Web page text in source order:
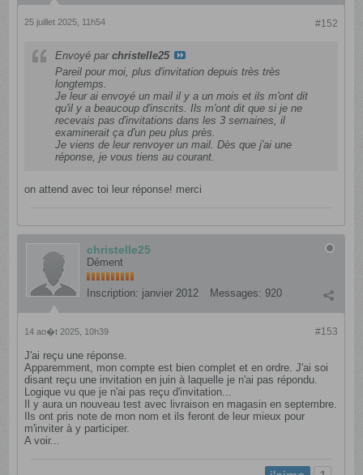
#152
25 juillet 2025, 11h54
Envoyé parchristelle25
Pareil pour moi, plus d'invitation depuis très très
longtemps.
Je leur ai envoyé un mail il y a un mois et ils m'ont dit
qu'il y a beaucoup d'inscrits. Ils m'ont dit que si je ne
recevais pas d'invitations dans les 3 semaines, il
examinerait ça d'un peu plus près.
Je viens de leur renvoyer un mail. Dès que j'ai une
réponse, je vous tiens au courant.
on attend avec toi leur réponse! merci
christelle25
Dément
Inscription: janvier 2012 Messages: 920
#153
14 ao�t 2025, 10h39
J'ai reçu une réponse.
Apparemment, mon compte est bien complet et en ordre. J'ai soi
disant reçu une invitation en juin à laquelle je n'ai pas répondu.
Logique vu que je n'ai pas reçu d'invitation...
Il y aura un nouveau test avec livraison en magasin en septembre.
Ils ont pris note de mon nom et ils feront de leur mieux pour
m'inviter à y participer.
A voir...